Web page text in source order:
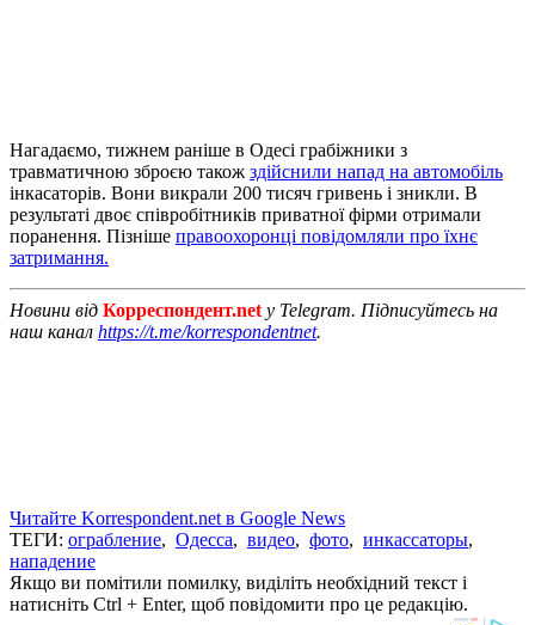
Нагадаємо, тижнем раніше в Одесі грабіжники з
травматичною зброєю також здійснили напад на автомобіль
інкасаторів. Вони викрали 200 тисяч гривень і зникли. В
результаті двоє співробітників приватної фірми отримали
поранення. Пізніше правоохоронці повідомляли про їхнє
затримання.
Новини від Корреспондент.net у Telegram. Підписуйтесь на
наш канал https://t.me/korrespondentnet.
Читайте Korrespondent.net в Google News
ТЕГИ: ограбление, Одесса, видео, фото, инкассаторы,
нападение
Якщо ви помітили помилку, виділіть необхідний текст і
натисніть Ctrl + Enter, щоб повідомити про це редакцію.